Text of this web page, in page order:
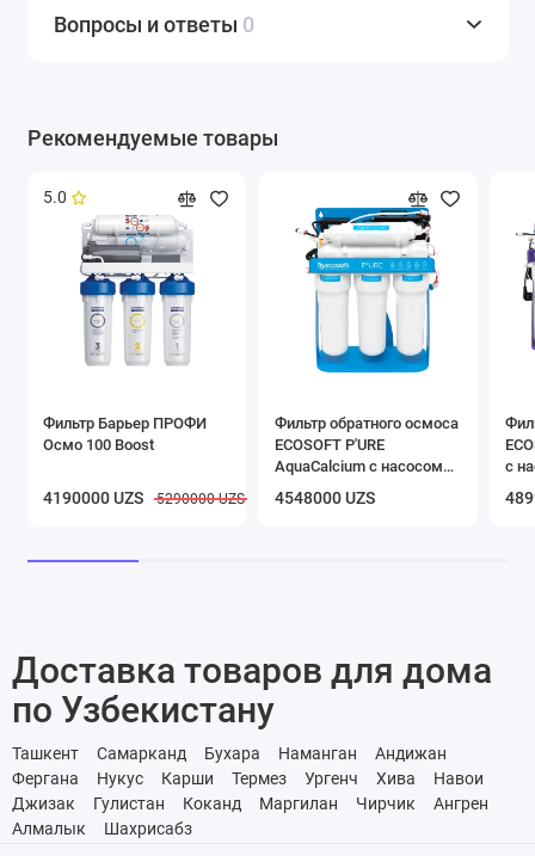
Вопросы и ответы 0
Рекомендуемые товары
5.0
Фильтр Барьер ПРОФИ
Осмо 100 Boost
4190000 UZS 5290000 UZS
Фильтр обратного осмоса
ECOSOFT P'URE
AquaCalcium с насосом
на станине
4548000 UZS
с
Доставка товаров для дома
по Узбекистану
Ташкент Самарканд Бухара Наманган
Андижан
Фергана
Нукус Карши Термез Ургенч Хива
Навои
Джизак
Гулистан Коканд Маргилан Чирчик
Ангрен
Алмалык
Шахрисабз